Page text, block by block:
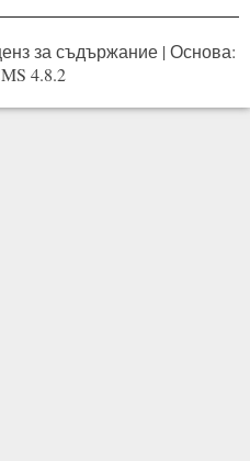
за съдържание| Основа:
4.8.2